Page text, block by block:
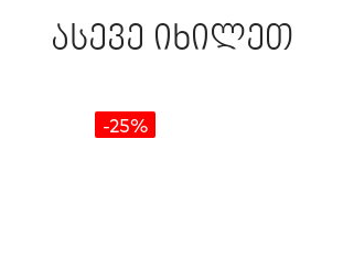
ასევე იხილეთ
-25%